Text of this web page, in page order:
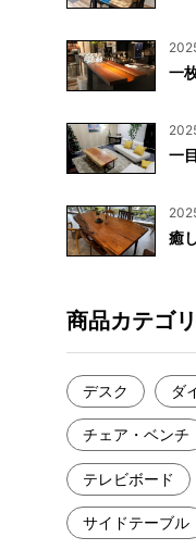
オフィス）
一
一
癒
商品カテゴ
デスク ダ
チェア・ベンチ
テレビボード
サイドテーブル